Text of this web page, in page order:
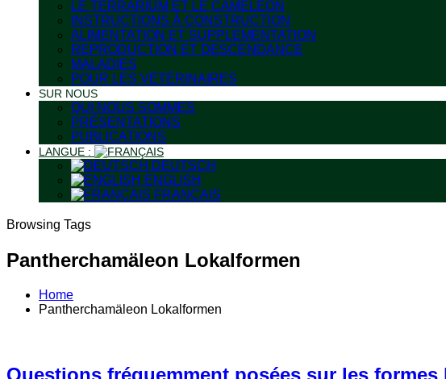
LE TERRARIUM ET LE CAMÉLÉON
INSTRUCTIONS À CONSTRUCTION
ALIMENTATION ET SUPPLEMENTATION
REPRODUCTION ET DESCENDANCE
MALADIES
POUR LES VÉTÉRINAIRES
SUR NOUS
QUI NOUS SOMMES
PRÉSENTATIONS
PUBLICATIONS
LANGUE :
DEUTSCH
ENGLISH
FRANÇAIS
Browsing Tags
Pantherchamäleon Lokalformen
Home
Pantherchamäleon Lokalformen
Questions fréquemment posées sur les formes